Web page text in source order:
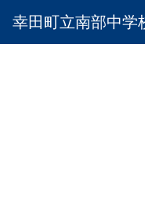
幸田町立南部中学